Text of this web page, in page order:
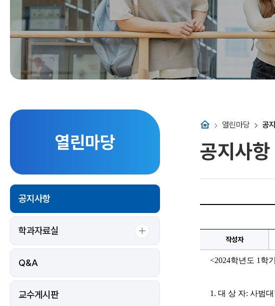
홈 열린마당 공
열린마당
공지사항
학과자료실
Q&A
교수게시판
공지사항
도
기
작성자
<2024학년도 1 학기
1 . 대 상 자: 사범